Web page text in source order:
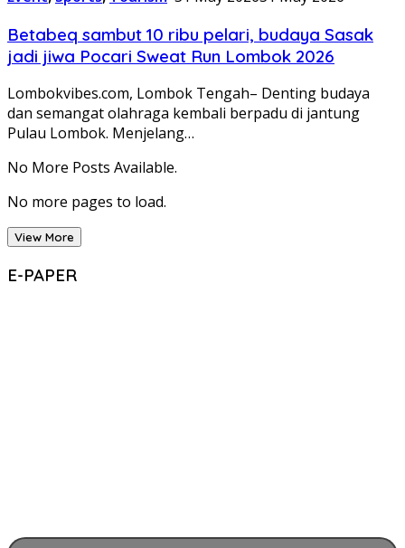
Betabeq sambut 10 ribu pelari, budaya Sasak
jadi jiwa Pocari Sweat Run Lombok 2026
Lombokvibes.com, Lombok Tengah– Denting budaya
dan semangat olahraga kembali berpadu di jantung
Pulau Lombok. Menjelang…
No More Posts Available.
No more pages to load.
View More
E-PAPER